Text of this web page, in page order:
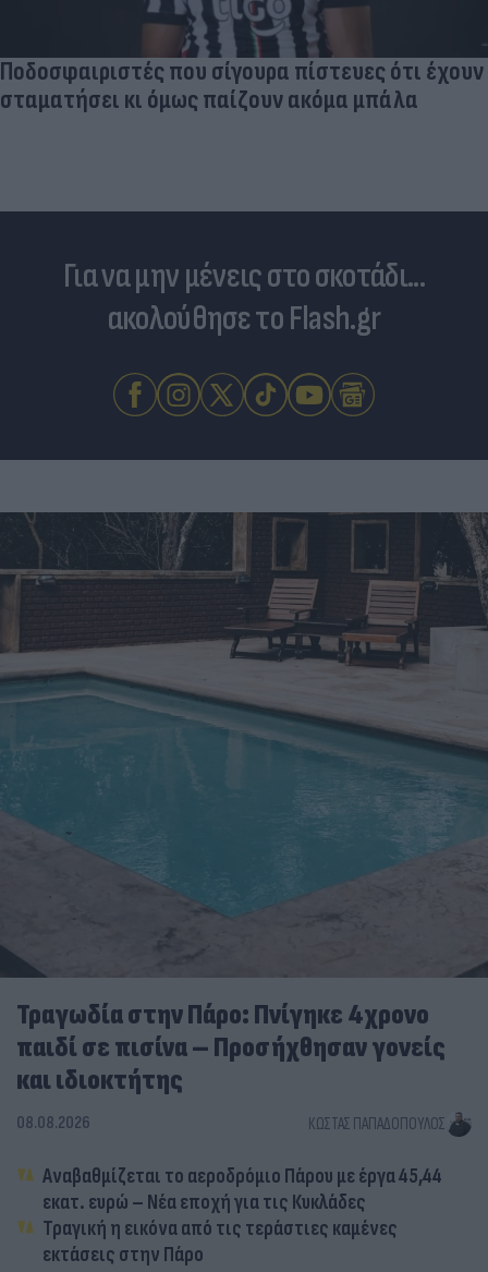
Ποδοσφαιριστές που σίγουρα πίστευες ότι έχουν
σταματήσει κι όμως παίζουν ακόμα μπάλα
Για να μην μένεις στο σκοτάδι...
ακολούθησε το Flash.gr
Τραγωδία στην Πάρο: Πνίγηκε 4χρονο
παιδί σε πισίνα – Προσήχθησαν γονείς
και ιδιοκτήτης
08.08.2026 ΚΏΣΤΑΣ ΠΑΠΑΔΌΠΟΥΛΟΣ
Αναβαθμίζεται το αεροδρόμιο Πάρου με έργα 45,44
εκατ. ευρώ – Νέα εποχή για τις Κυκλάδες
Τραγική η εικόνα από τις τεράστιες καμένες
εκτάσεις στην Πάρο